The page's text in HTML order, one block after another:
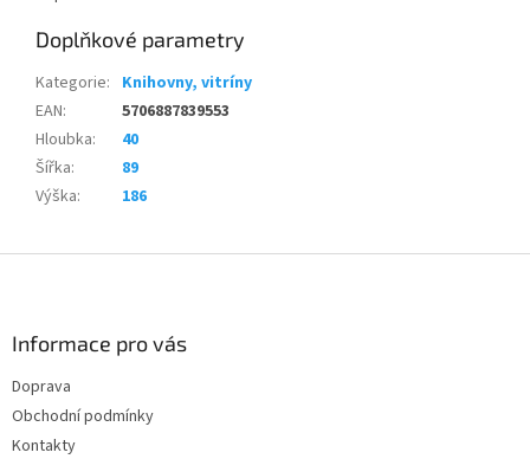
Doplňkové parametry
Kategorie: Knihovny, vitríny
EAN:
5706887839553
Hloubka:
40
Šířka:
89
Výška: 186
Informace pro vás
Doprava
Obchodní podmínky
Kontakty